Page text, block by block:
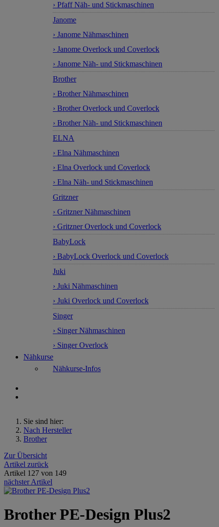
› Pfaff Näh- und Stickmaschinen
Janome
› Janome Nähmaschinen
› Janome Overlock und Coverlock
› Janome Näh- und Stickmaschinen
Brother
› Brother Nähmaschinen
› Brother Overlock und Coverlock
› Brother Näh- und Stickmaschinen
ELNA
› Elna Nähmaschinen
› Elna Overlock und Coverlock
› Elna Näh- und Stickmaschinen
Gritzner
› Gritzner Nähmaschinen
› Gritzner Overlock und Coverlock
BabyLock
› BabyLock Overlock und Coverlock
Juki
› Juki Nähmaschinen
› Juki Overlock und Coverlock
Singer
› Singer Nähmaschinen
› Singer Overlock
Nähkurse
Nähkurse-Infos
Sie sind hier:
Nach Hersteller
Brother
Zur Übersicht
Artikel zurück
Artikel 127 von 149
nächster Artikel
Brother PE-Design Plus2